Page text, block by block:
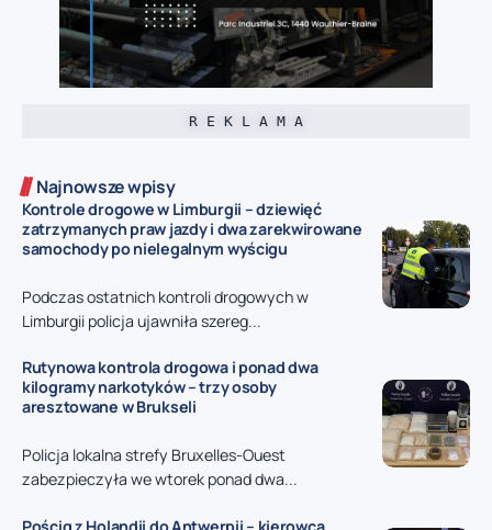
R E K L A M A
Najnowsze wpisy
Kontrole drogowe w Limburgii – dziewięć
zatrzymanych praw jazdy i dwa zarekwirowane
samochody po nielegalnym wyścigu
Podczas ostatnich kontroli drogowych w
Limburgii policja ujawniła szereg...
Rutynowa kontrola drogowa i ponad dwa
kilogramy narkotyków – trzy osoby
aresztowane w Brukseli
Policja lokalna strefy Bruxelles-Ouest
zabezpieczyła we wtorek ponad dwa...